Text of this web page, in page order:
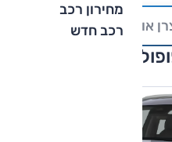
מחירון רכב
רכב חדש
או קטגוריה
באוטו